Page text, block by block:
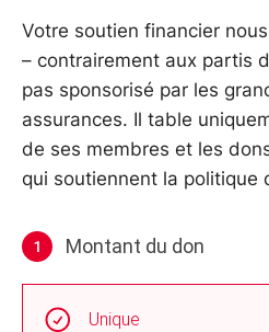
Votre soutien financier
– contrairement aux partis
pas sponsorisé par les
assurances. Il table
de ses membres et les
qui soutiennent la politique
1 Montant du don
Unique